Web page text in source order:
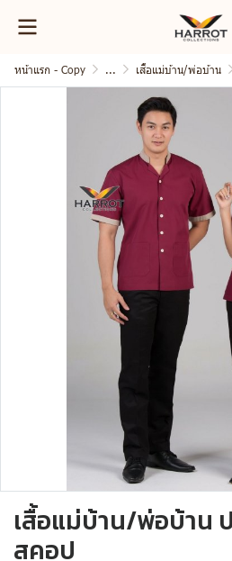
หน้าแรก - Copy ... เสื้อแม่บ้าน/พ่อบ้าน
เสื้อแม่บ้าน/พ่อบ้าน
สคอป